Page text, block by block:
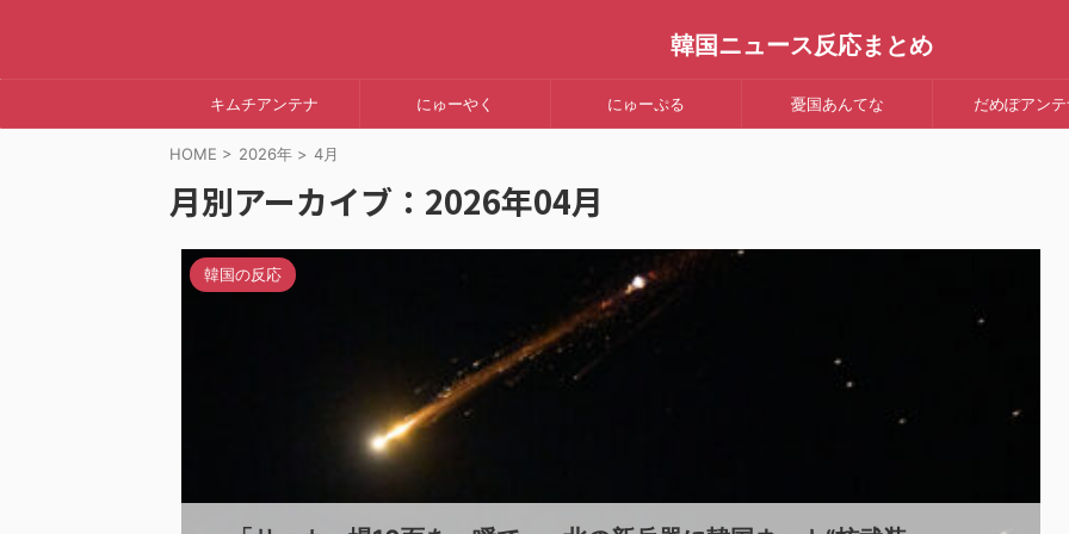
韓国ニュース反応まとめ
キムチアンテナ にゅーやく にゅーぷる 憂国あんてな だめぽアンテ
HOME > 2026年 > 4月
月別アーカイブ：2026年04月
韓国の反応